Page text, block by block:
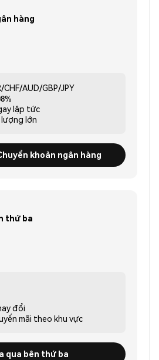
hàng
CHF/AUD/GBP/JPY
lập tức
lớn
khoản ngân hàng
thứ ba
đổi
mãi theo khu vực
qua bên thứ ba